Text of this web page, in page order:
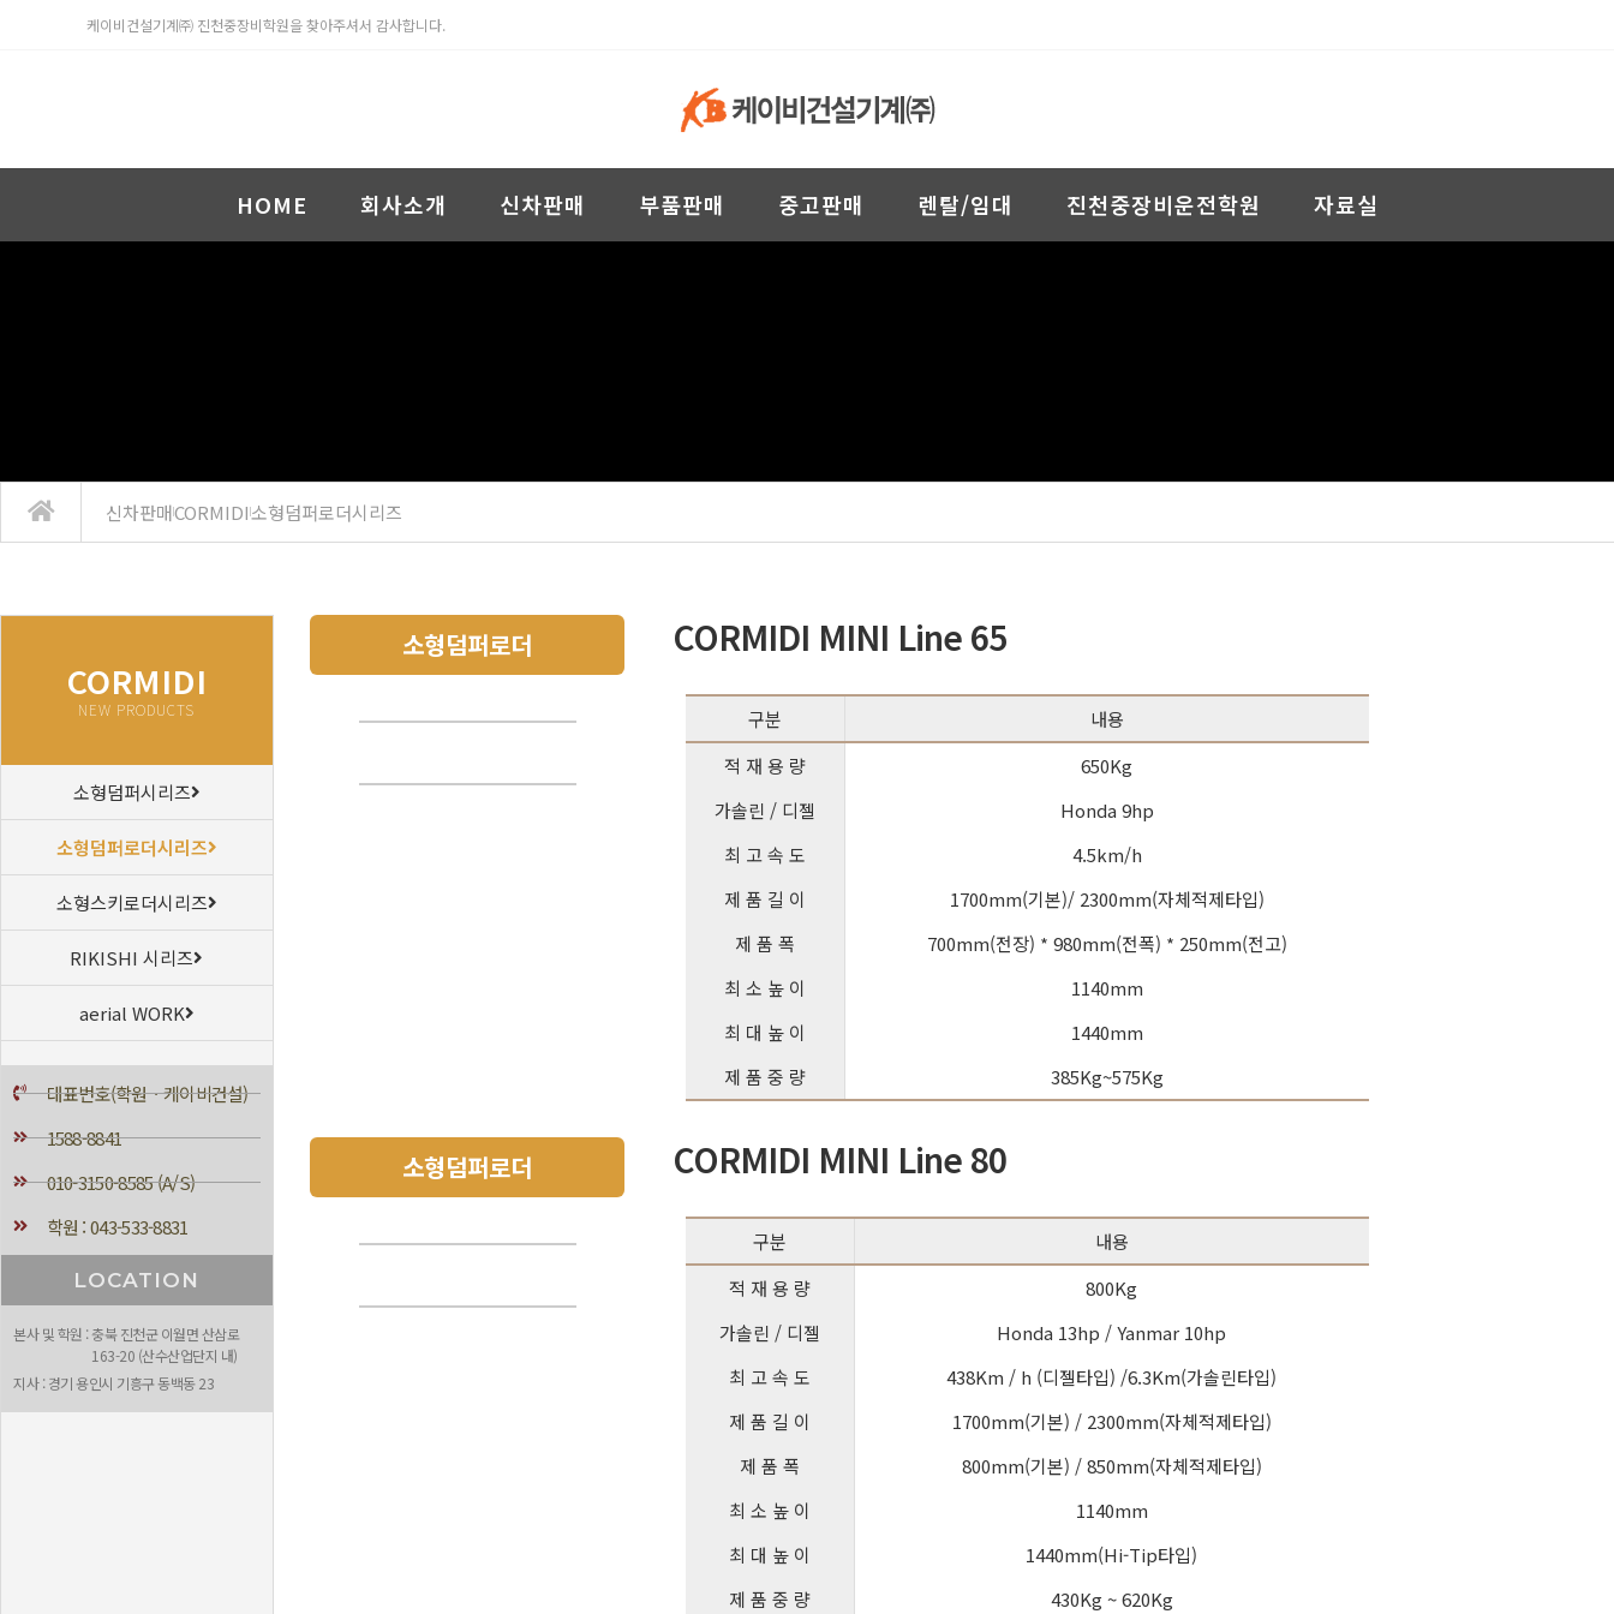
케이비건설기계㈜ 진천중장비학원을 찾아주셔서 감사합니다.
HOME 회사소개 신차판매 부품판매 중고판매 렌탈/임대 진천중장비운전학원 자료실
신차판매CORMIDI소형덤퍼로더시리즈
CORMIDI
NEW PRODUCTS
소형덤퍼시리즈
소형덤퍼로더시리즈
소형스키로더시리즈
RIKISHI 시리즈
aerial WORK
대표번호(학원ㆍ케이비건설)
1588-8841
010-3150-8585 (A/S)
학원 : 043-533-8831
LOCATION
본사 및 학원 : 충북 진천군 이월면 산삼로
163-20 (산수산업단지 내)
지사 : 경기 용인시 기흥구 동백동 23
소형덤퍼로더 CORMIDI MINI Line 65
구분
내용
적 재 용 량
650Kg
가솔린 / 디젤
Honda 9hp
최 고 속 도
4.5km/h
제 품 길 이
1700mm(기본)/ 2300mm(자체적제타입)
제 품 폭
700mm(전장) * 980mm(전폭) * 250mm(전고)
최 소 높 이
1140mm
최 대 높 이
1440mm
제 품 중 량
385Kg~575Kg
소형덤퍼로더 CORMIDI MINI Line 80
구분
내용
적 재 용 량
800Kg
가솔린 / 디젤
Honda 13hp / Yanmar 10hp
최 고 속 도
438Km / h (디젤타입) /6.3Km(가솔린타입)
제 품 길 이
1700mm(기본) / 2300mm(자체적제타입)
제 품 폭
800mm(기본) / 850mm(자체적제타입)
최 소 높 이
1140mm
최 대 높 이
1440mm(Hi-Tip타입)
제 품 중 량
430Kg ~ 620Kg